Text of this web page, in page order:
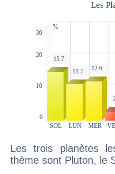
Les trois planètes
thème sont Pluton, le